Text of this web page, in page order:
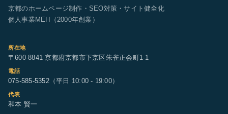
京都のホームページ制作・SEO対策・サイト健全化
個人事業MEH（2000年創業）
所在地
〒600-8841 京都府京都市下京区朱雀正会町1-1
電話
075-585-5352（平日 10:00 - 19:00）
代表
和本 賢一